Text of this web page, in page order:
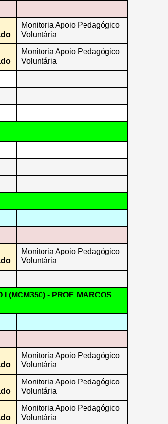
Monitoria Apoio Pedagógico
Voluntária
Monitoria Apoio Pedagógico
Voluntária
Monitoria Apoio Pedagógico
Voluntária
(MCM350) - PROF. MARCOS
Monitoria Apoio Pedagógico
Voluntária
Monitoria Apoio Pedagógico
Voluntária
Monitoria Apoio Pedagógico
Voluntária